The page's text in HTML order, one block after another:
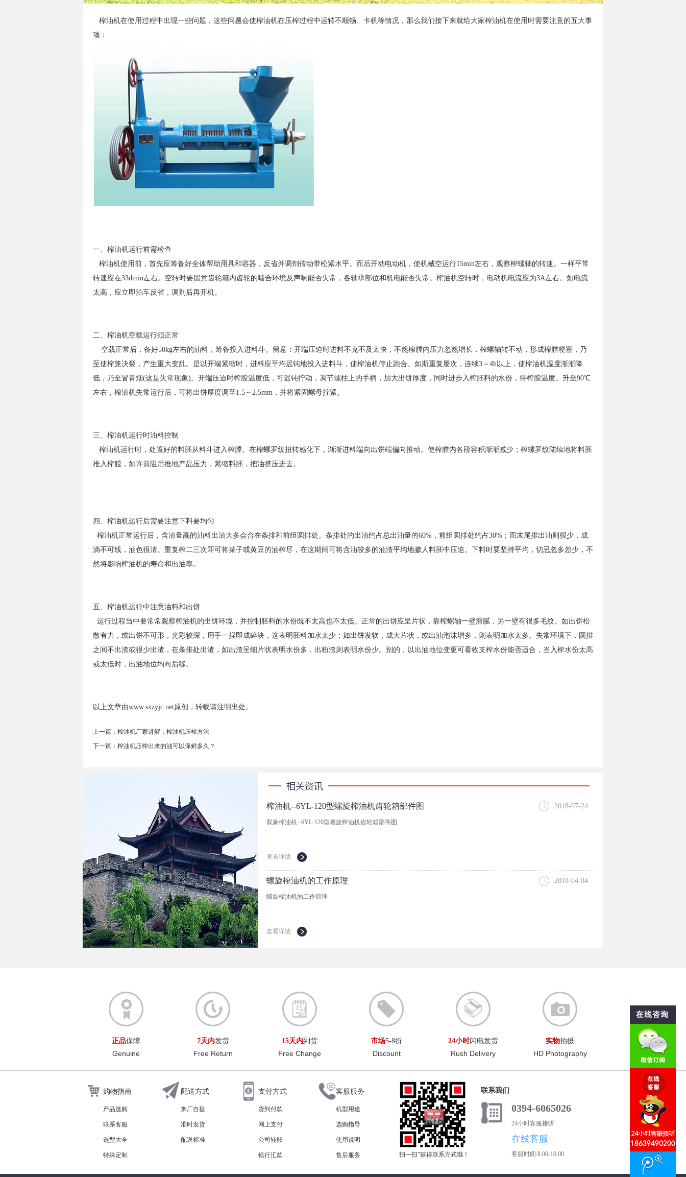
榨油机在使用过程中出现一些问题，这些问题会使榨油机在压榨过程中运转不顺畅、卡机等情况，那么我们接下来就给大家榨油机在使用时需要注意的五大事
项：
一、榨油机运行前需检查
榨油机使用前，首先应筹备好全体帮助用具和容器，反省并调剂传动带松紧水平。而后开动电动机，使机械空运行15min左右，观察榨螺轴的转速。一样平常
转速应在33dmin左右。空转时要留意齿轮箱内齿轮的啮合环境及声响能否失常，各轴承部位和机电能否失常。榨油机空转时，电动机电流应为3A左右。如电流
太高，应立即泊车反省，调剂后再开机。
二、榨油机空载运行须正常
空载正常后，备好50kg左右的油料，筹备投入进料斗。留意：开端压迫时进料不克不及太快，不然榨膛内压力忽然增长，榨螺轴转不动，形成榨膛梗塞，乃
至使榨笼决裂，产生重大变乱。是以开端紧缩时，进料应平均迟钝地投入进料斗，使榨油机停止跑合。如斯重复屡次，连续3～4h以上，使榨油机温度渐渐降
低，乃至冒青烟(这是失常现象)。开端压迫时榨膛温度低，可迟钝拧动，凋节螺柱上的手柄，加大出饼厚度，同时进步入榨胚料的水份，待榨膛温度。升至90℃
左右，榨油机失常运行后，可将出饼厚度调至1.5～2.5mm ，并将紧固螺母拧紧。
三、榨油机运行时油料控制
榨油机运行时，处置好的料胚从料斗进入榨膛。在榨螺罗纹扭转感化下，渐渐进料端向出饼端偏向推动。使榨膛内各段容积渐渐减少；榨螺罗纹陆续地将料胚
推入榨膛，如许前阻后推地产品压力，紧缩料胚，把油挤压进去。
四、榨油机运行后需要注意下料要均匀
榨油机正常运行后，含油量高的油料出油大多会合在条排和前组圆排处。条排处的出油约占总出油量的60%，前组圆排处约占30%；而末尾排出油则很少，成
滴不可线，油色很清。重复榨二三次即可将菜子或黄豆的油榨尽，在这期间可将含油较多的油渣平均地掺人料胚中压迫。下料时要坚持平均，切忌忽多忽少，不
然将影响榨油机的寿命和出油率。
五、榨油机运行中注意油料和出饼
运行过程当中要常常观察榨油机的出饼环境，并控制胚料的水份既不太高也不太低。正常的出饼应呈片状，靠榨螺轴一壁滑腻，另一壁有很多毛纹。如出饼松
散有力，或出饼不可形，光彩较深，用手一捏即成碎块，这表明胚料加水太少；如出饼发软，成大片状，或出油泡沫增多，则表明加水太多。失常环境下，圆排
之间不出渣或很少出渣，在条排处出渣，如出渣呈细片状表明水份多，出粉渣则表明水份少。别的，以出油地位变更可看收支榨水份能否适合，当入榨水份太高
或太低时，出油地位均向后移。
以上文章由www.sxzyjc.net原创，转载请注明出处。
上一篇：榨油机厂家讲解：榨油机压榨方法
下一篇：榨油机压榨出来的油可以保鲜多久？
2018-07-24
榨油机--6YL-120型螺旋榨油机齿轮箱部件图
双象榨油机--6YL-120型螺旋榨油机齿轮箱部件图
查看详情
2018-04-04
螺旋榨油机的工作原理
螺旋榨油机的工作原理
查看详情
正品保障
Genuine
7天内发货
Free Return
15天内到货
Free Change
市场5-8折
Discount
24小时闪电发货
Rush Delivery
实物拍摄
HD Photography
购物指南
产品选购
联系客服
选型大全
特殊定制
配送方式
来厂自提
准时发货
配送标准
支付方式
货到付款
网上支付
公司转账
银行汇款
客服服务
机型用途
选购指导
使用说明
售后服务 扫一扫”获得联系方式哦！
联系我们
0394-6065026
24小时客服接听
在线客服
客服时间:8.00-10.00